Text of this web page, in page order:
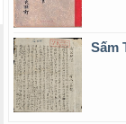
Sấm